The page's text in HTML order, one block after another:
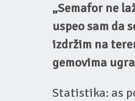
„Semafor ne
uspeo sam da
izdržim na
gemovima
Statistika: as